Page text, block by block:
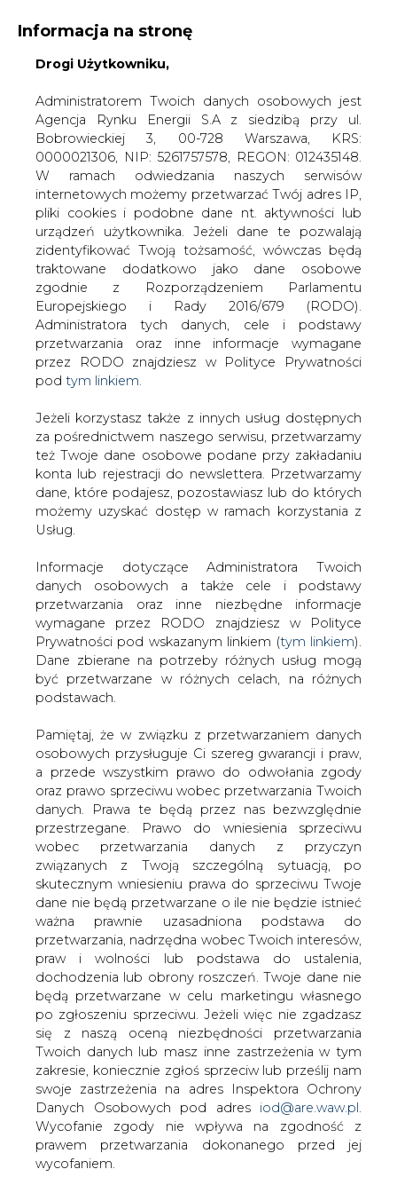
KONTAKT:
WYDAWCA PORTALU:
WYSOKI KONTRAST WIELKOŚĆ TEKSTU A A
ZALOGUJ SIĘ
WŁĄCZ CIRE.TV
Informacja na stronę
Drogi Użytkowniku,
Administratorem Twoich danych osobowych jest
Agencja Rynku Energii S.A z siedzibą przy ul.
Bobrowieckiej 3, 00-728 Warszawa, KRS:
0000021306, NIP: 5261757578, REGON: 012435148.
W ramach odwiedzania naszych serwisów
internetowych możemy przetwarzać Twój adres IP,
pliki cookies i podobne dane nt. aktywności lub
urządzeń użytkownika. Jeżeli dane te pozwalają
zidentyfikować Twoją tożsamość, wówczas będą
traktowane dodatkowo jako dane osobowe
zgodnie z Rozporządzeniem Parlamentu
Europejskiego i Rady 2016/679 (RODO).
Administratora tych danych, cele i podstawy
przetwarzania oraz inne informacje wymagane
przez RODO znajdziesz w Polityce Prywatności
pod tym linkiem.
Jeżeli korzystasz także z innych usług dostępnych
za pośrednictwem naszego serwisu, przetwarzamy
też Twoje dane osobowe podane przy zakładaniu
konta lub rejestracji do newslettera. Przetwarzamy
dane, które podajesz, pozostawiasz lub do których
możemy uzyskać dostęp w ramach korzystania z
Usług.
Informacje dotyczące Administratora Twoich
danych osobowych a także cele i podstawy
przetwarzania oraz inne niezbędne informacje
wymagane przez RODO znajdziesz w Polityce
Prywatności pod wskazanym linkiem (tym linkiem).
Dane zbierane na potrzeby różnych usług mogą
być przetwarzane w różnych celach, na różnych
podstawach.
Pamiętaj, że w związku z przetwarzaniem danych
osobowych przysługuje Ci szereg gwarancji i praw,
a przede wszystkim prawo do odwołania zgody
oraz prawo sprzeciwu wobec przetwarzania Twoich
danych. Prawa te będą przez nas bezwzględnie
przestrzegane. Prawo do wniesienia sprzeciwu
wobec przetwarzania danych z przyczyn
związanych z Twoją szczególną sytuacją, po
skutecznym wniesieniu prawa do sprzeciwu Twoje
dane nie będą przetwarzane o ile nie będzie istnieć
ważna prawnie uzasadniona podstawa do
przetwarzania, nadrzędna wobec Twoich interesów,
praw i wolności lub podstawa do ustalenia,
dochodzenia lub obrony roszczeń. Twoje dane nie
będą przetwarzane w celu marketingu własnego
po zgłoszeniu sprzeciwu. Jeżeli więc nie zgadzasz
się z naszą oceną niezbędności przetwarzania
Twoich danych lub masz inne zastrzeżenia w tym
zakresie, koniecznie zgłoś sprzeciw lub prześlij nam
swoje zastrzeżenia na adres Inspektora Ochrony
Danych Osobowych pod adres iod@are.waw.pl
Wycofanie zgody nie wpływa na zgodność z
prawem przetwarzania dokonanego przed jej
wycofaniem.
Strona główna
SERWIS INFORMACYJNY CIRE
PKP Cargo ma umowę z PGE Energia Ciepła i
Kogeneracją
2024-12-11 16:00
drukuj
skomentuj
udostępnij:
PKP Cargo ma umowę z PGE
Energia Ciepła i Kogeneracją
Maksymalna wartość umowy wynosi 173
mln 946 tys. 467 zł brutto
Umowa obowiązywać będzie od 1 stycznia 2025 r. do 31
grudnia 2027 r. lub do czasu wyczerpania limitu
wynagrodzenia lub wyczerpania maksymalnego
wolumenu wskazanego w Umowie - w zależności od
tego, co nastąpi wcześniej.